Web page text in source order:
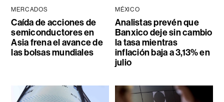
MERCADOS
Caída de acciones de
semiconductores en
Asia frena el avance de
las bolsas mundiales
MÉXICO
Analistas prevén que
Banxico deje sin cambio
la tasa mientras
inflación baja a 3,13% en
julio